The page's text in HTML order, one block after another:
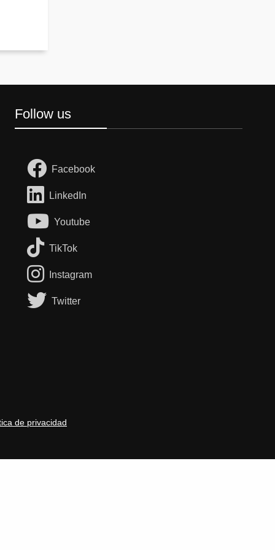
Follow us
Facebook
LinkedIn
Youtube
TikTok
Instagram
Twitter
de privacidad